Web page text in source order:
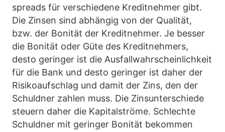
spreads für verschiedene Kreditnehmer gibt.
Die Zinsen sind abhängig von der Qualität,
bzw. der Bonität der Kreditnehmer. Je besser
die Bonität oder Güte des Kreditnehmers,
desto geringer ist die Ausfallwahrscheinlichkeit
für die Bank und desto geringer ist daher der
Risikoaufschlag und damit der Zins, den der
Schuldner zahlen muss. Die Zinsunterschiede
steuern daher die Kapitalströme. Schlechte
Schuldner mit geringer Bonität bekommen